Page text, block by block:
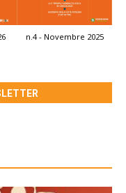
n.4 - Novembre 2025